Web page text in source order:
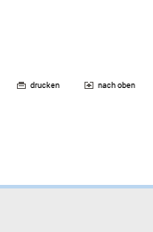
drucken nach oben